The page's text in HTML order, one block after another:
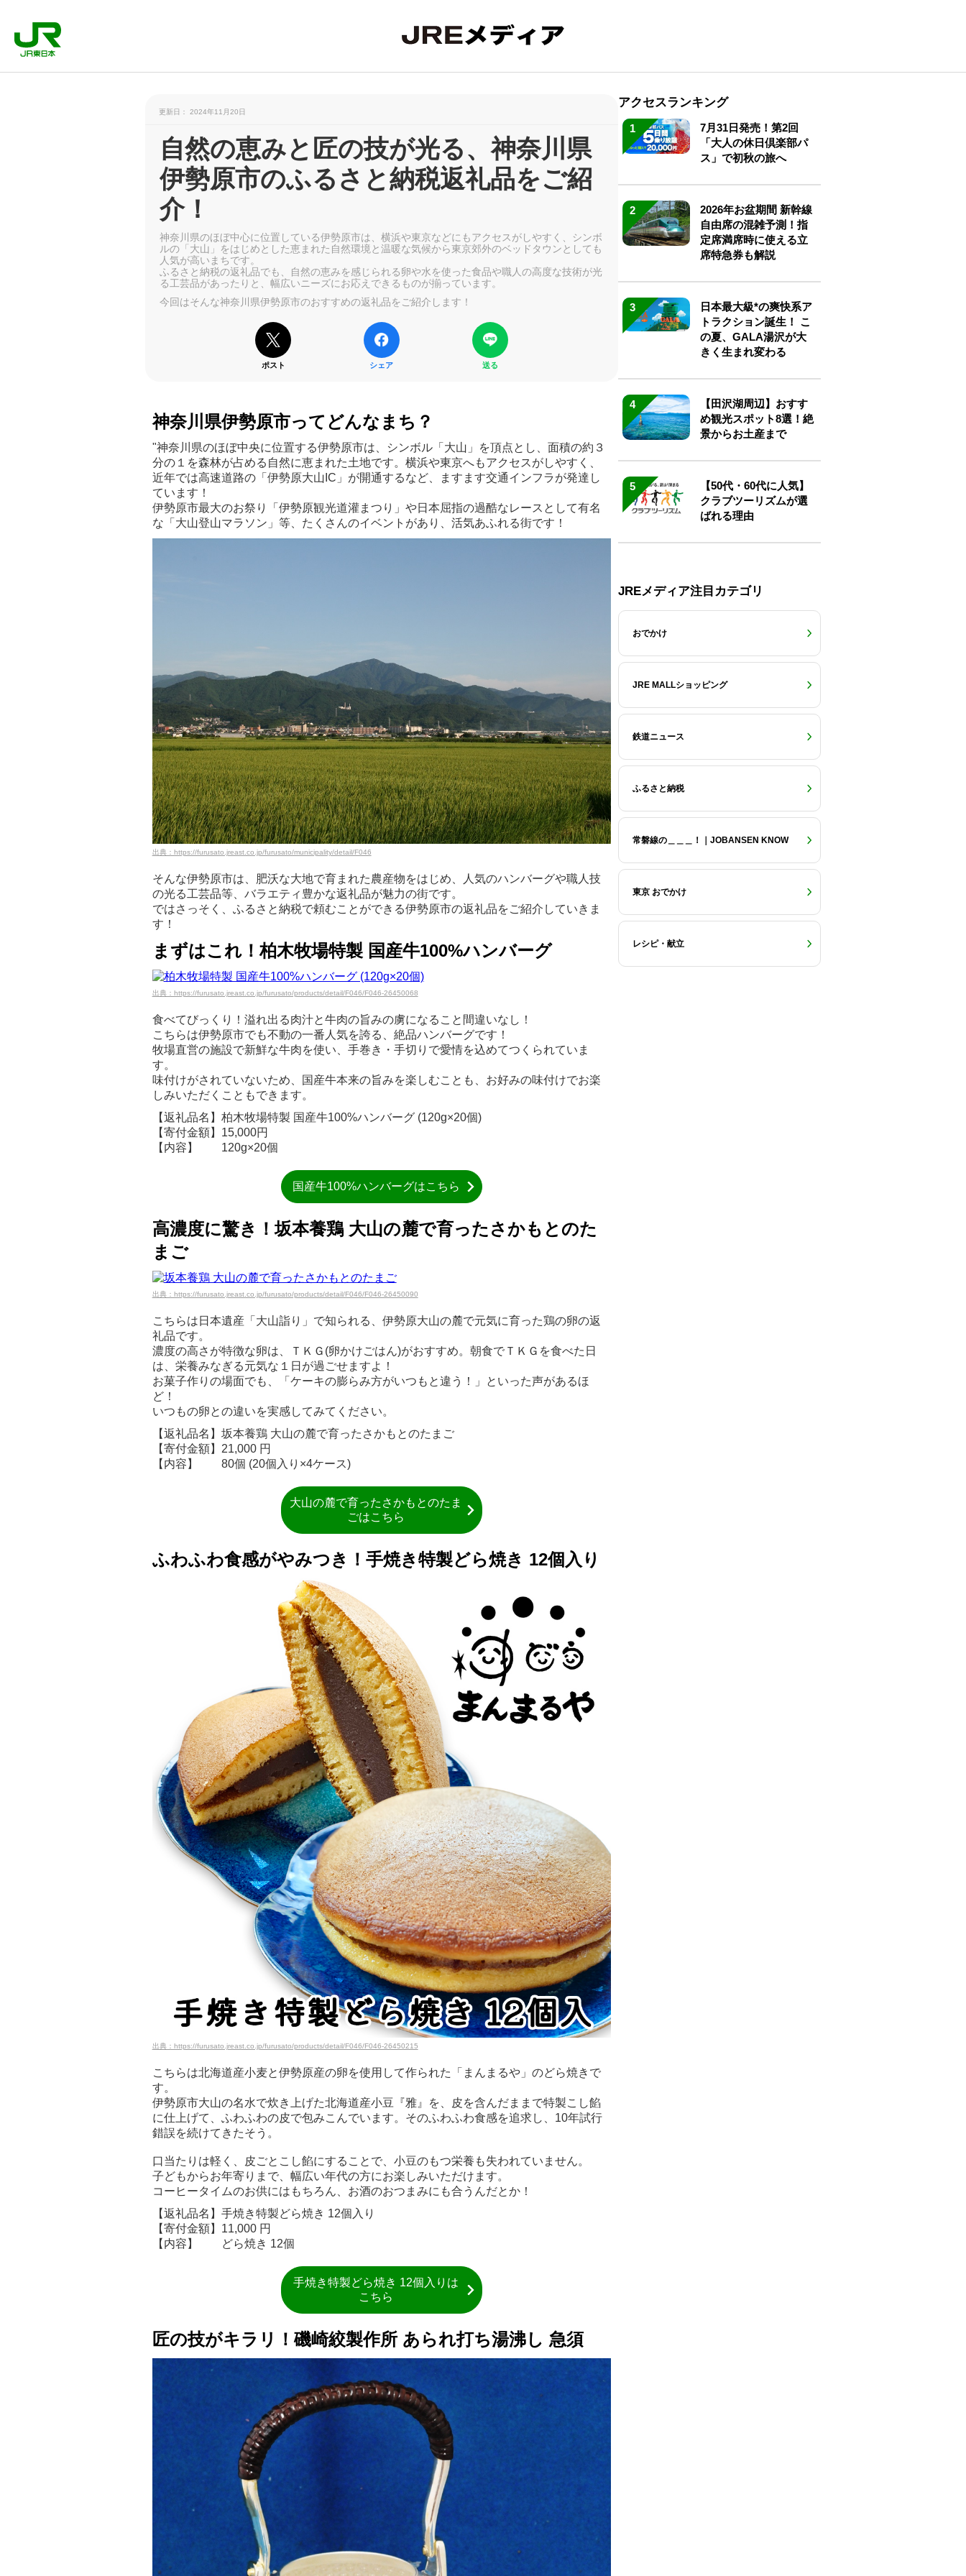
更新日： 2024年11月20日
自然の恵みと匠の技が光る、神奈川県
伊勢原市のふるさと納税返礼品をご紹
介！
神奈川県のほぼ中心に位置している伊勢原市は、横浜や東京などにもアクセスがしやすく、シンボ
ルの「大山」をはじめとした恵まれた自然環境と温暖な気候から東京郊外のベッドタウンとしても
人気が高いまちです。
ふるさと納税の返礼品でも、自然の恵みを感じられる卵や水を使った食品や職人の高度な技術が光
る工芸品があったりと、幅広いニーズにお応えできるものが揃っています。
今回はそんな神奈川県伊勢原市のおすすめの返礼品をご紹介します！
ポスト シェア 送る
神奈川県伊勢原市ってどんなまち？
"神奈川県のほぼ中央に位置する伊勢原市は、シンボル「大山」を頂点とし、面積の約３
分の１を森林が占める自然に恵まれた土地です。横浜や東京へもアクセスがしやすく、
近年では高速道路の「伊勢原大山IC」が開通するなど、ますます交通インフラが発達し
ています！
伊勢原市最大のお祭り「伊勢原観光道灌まつり」や日本屈指の過酷なレースとして有名
な「大山登山マラソン」等、たくさんのイベントがあり、活気あふれる街です！
出典：https://furusato.jreast.co.jp/furusato/municipality/detail/F046
そんな伊勢原市は、肥沃な大地で育まれた農産物をはじめ、人気のハンバーグや職人技
の光る工芸品等、バラエティ豊かな返礼品が魅力の街です。
ではさっそく、ふるさと納税で頼むことができる伊勢原市の返礼品をご紹介していきま
す！
まずはこれ！柏木牧場特製 国産牛100%ハンバーグ
出典：https://furusato.jreast.co.jp/furusato/products/detail/F046/F046-26450068
食べてびっくり！溢れ出る肉汁と牛肉の旨みの虜になること間違いなし！
こちらは伊勢原市でも不動の一番人気を誇る、絶品ハンバーグです！
牧場直営の施設で新鮮な牛肉を使い、手巻き・手切りで愛情を込めてつくられていま
す。
味付けがされていないため、国産牛本来の旨みを楽しむことも、お好みの味付けでお楽
しみいただくこともできます。
【返礼品名】柏木牧場特製 国産牛100%ハンバーグ (120g×20個)
【寄付金額】15,000円
【内容】 120g×20個
国産牛100%ハンバーグはこちら
高濃度に驚き！坂本養鶏 大山の麓で育ったさかもとのた
まご
出典：https://furusato.jreast.co.jp/furusato/products/detail/F046/F046-26450090
こちらは日本遺産「大山詣り」で知られる、伊勢原大山の麓で元気に育った鶏の卵の返
礼品です。
濃度の高さが特徴な卵は、ＴＫＧ(卵かけごはん)がおすすめ。朝食でＴＫＧを食べた日
は、栄養みなぎる元気な１日が過ごせますよ！
お菓子作りの場面でも、「ケーキの膨らみ方がいつもと違う！」といった声があるほ
ど！
いつもの卵との違いを実感してみてください。
【返礼品名】坂本養鶏 大山の麓で育ったさかもとのたまご
【寄付金額】21,000 円
【内容】 80個 (20個入り×4ケース)
大山の麓で育ったさかもとのたま
ごはこちら
ふわふわ食感がやみつき！手焼き特製どら焼き 12個入り
出典：https://furusato.jreast.co.jp/furusato/products/detail/F046/F046-26450215
こちらは北海道産小麦と伊勢原産の卵を使用して作られた「まんまるや」のどら焼きで
す。
伊勢原市大山の名水で炊き上げた北海道産小豆『雅』を、皮を含んだままで特製こし餡
に仕上げて、ふわふわの皮で包みこんでいます。そのふわふわ食感を追求し、10年試行
錯誤を続けてきたそう。
口当たりは軽く、皮ごとこし餡にすることで、小豆のもつ栄養も失われていません。
子どもからお年寄りまで、幅広い年代の方にお楽しみいただけます。
コーヒータイムのお供にはもちろん、お酒のおつまみにも合うんだとか！
【返礼品名】手焼き特製どら焼き 12個入り
【寄付金額】11,000 円
【内容】 どら焼き 12個
手焼き特製どら焼き 12個入りは
こちら
匠の技がキラリ！磯崎絞製作所 あられ打ち湯沸し 急須
アクセスランキング
1
7月31日発売！第2回
「大人の休日倶楽部パ
ス」で初秋の旅へ
2
2026年お盆期間 新幹線
自由席の混雑予測！指
定席満席時に使える立
席特急券も解説
3
日本最大級*の爽快系ア
トラクション誕生！ こ
の夏、GALA湯沢が大
きく生まれ変わる
4
【田沢湖周辺】おすす
め観光スポット8選！絶
景からお土産まで
5
【50代・60代に人気】
クラブツーリズムが選
ばれる理由
JREメディア注目カテゴリ
おでかけ
JRE MALLショッピング
鉄道ニュース
ふるさと納税
常磐線の＿＿＿！｜JOBANSEN KNOW
東京 おでかけ
レシピ・献立